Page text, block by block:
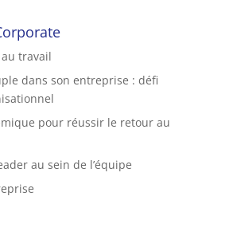
travail
dans son entreprise : défi
pour réussir le retour au
au sein de l’équipe